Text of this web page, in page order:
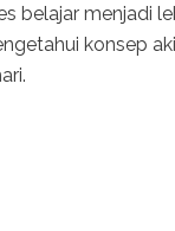
belajar menjadi
konsep